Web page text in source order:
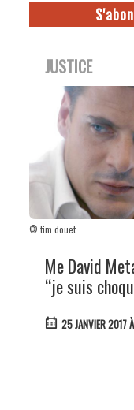
JUSTICE
© tim douet
Me David
“je suis
25 JANVIER 2017